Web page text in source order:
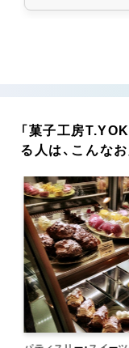
「菓子工房
る人は、こんな